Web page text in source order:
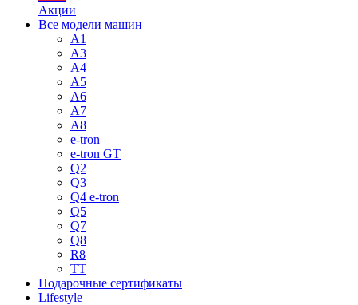
Акции
Все модели машин
A1
A3
A4
A5
A6
A7
A8
e-tron
e-tron GT
Q2
Q3
Q4 e-tron
Q5
Q7
Q8
R8
TT
Подарочные сертификаты
Lifestyle